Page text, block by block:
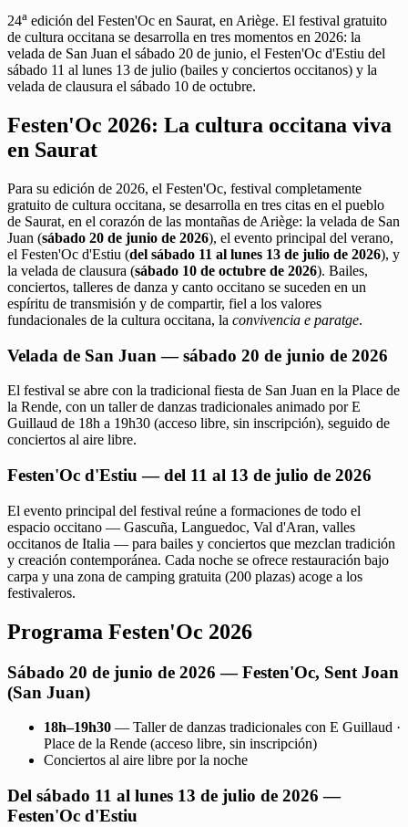
24a edición del Festen'Oc en Saurat, en Ariège. El festival gratuito
de cultura occitana se desarrolla en tres momentos en 2026: la
velada de San Juan el sábado 20 de junio, el Festen'Oc d'Estiu del
sábado 11 al lunes 13 de julio (bailes y conciertos occitanos) y la
velada de clausura el sábado 10 de octubre.
Festen'Oc 2026: La cultura occitana viva
en Saurat
Para su edición de 2026, el Festen'Oc, festival completamente
gratuito de cultura occitana, se desarrolla en tres citas en el pueblo
de Saurat, en el corazón de las montañas de Ariège: la velada de San
Juan (sábado 20 de junio de 2026), el evento principal del verano,
el Festen'Oc d'Estiu (del sábado 11 al lunes 13 de julio de 2026), y
la velada de clausura (sábado 10 de octubre de 2026). Bailes,
conciertos, talleres de danza y canto occitano se suceden en un
espíritu de transmisión y de compartir, fiel a los valores
fundacionales de la cultura occitana, la convivencia e paratge.
Velada de San Juan — sábado 20 de junio de 2026
El festival se abre con la tradicional fiesta de San Juan en la Place de
la Rende, con un taller de danzas tradicionales animado por E
Guillaud de 18h a 19h30 (acceso libre, sin inscripción), seguido de
conciertos al aire libre.
Festen'Oc d'Estiu — del 11 al 13 de julio de 2026
El evento principal del festival reúne a formaciones de todo el
espacio occitano — Gascuña, Languedoc, Val d'Aran, valles
occitanos de Italia — para bailes y conciertos que mezclan tradición
y creación contemporánea. Cada noche se ofrece restauración bajo
carpa y una zona de camping gratuita (200 plazas) acoge a los
festivaleros.
Programa Festen'Oc 2026
Sábado 20 de junio de 2026 — Festen'Oc, Sent Joan
(San Juan)
18h–19h30 — Taller de danzas tradicionales con E Guillaud ·
Place de la Rende (acceso libre, sin inscripción)
Conciertos al aire libre por la noche
Del sábado 11 al lunes 13 de julio de 2026 —
Festen'Oc d'Estiu